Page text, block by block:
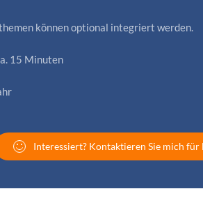
können optional integriert werden.
15 Minuten
Interessiert? Kontaktieren Sie mich für